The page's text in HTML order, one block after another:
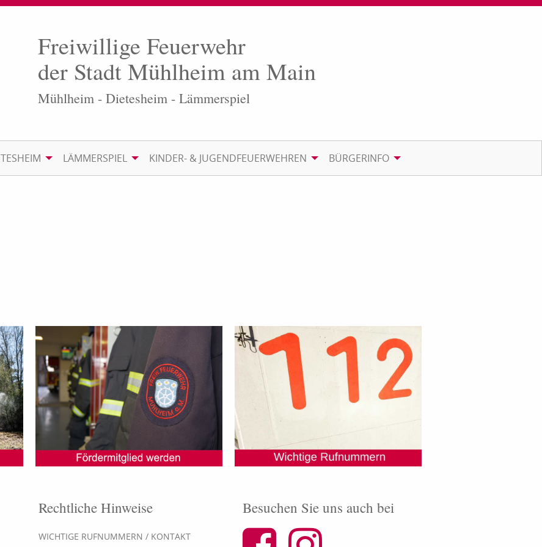
Freiwillige Feuerwehr
der Stadt Mühlheim am Main
Mühlheim - Dietesheim - Lämmerspiel
LÄMMERSPIEL KINDER- & JUGENDFEUERWEHREN BÜRGERINFO
Rechtliche Hinweise
WICHTIGE RUFNUMMERN / KONTAKT
Besuchen Sie uns auch bei